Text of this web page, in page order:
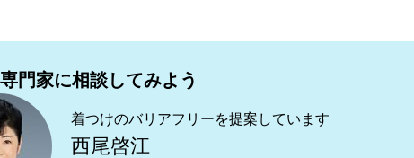
門家に相談してみよう
着つけのバリアフリーを提案しています
西尾啓江